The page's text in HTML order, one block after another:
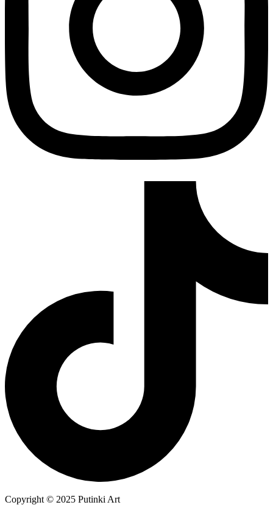
Copyright © 2025 Putinki Art